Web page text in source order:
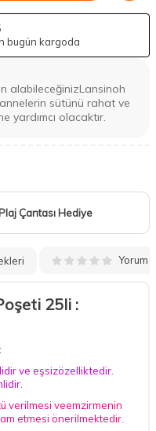
bugün kargoda
alabileceğinizLansinoh
sütünü rahat ve
yardımcı olacaktır.
Çantası Hediye
Yorum
25li :
ve eşsizözelliktedir.
verilmesi veemzirmenin
etmesi önerilmektedir.